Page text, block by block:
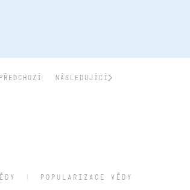
PŘEDCHOZÍ NÁSLEDUJÍCÍ
POPULARIZACE VĚDY